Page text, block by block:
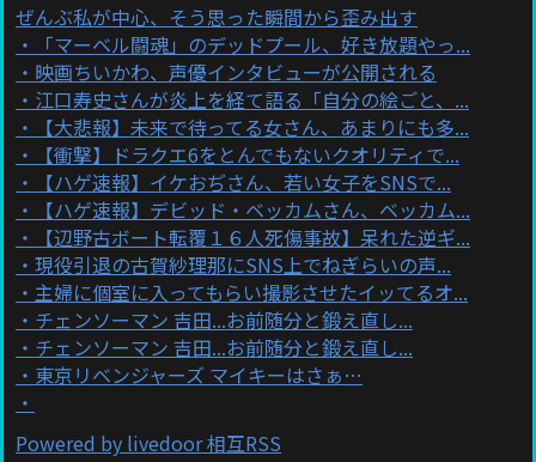
ぜんぶ私が中心、そう思った瞬間から歪み出す
「マーベル闘魂」のデッドプール、好き放題やっ...
映画ちいかわ、声優インタビューが公開される
江口寿史さんが炎上を経て語る「自分の絵ごと、...
【大悲報】未来で待ってる女さん、あまりにも多...
【衝撃】ドラクエ6をとんでもないクオリティで...
【ハゲ速報】イケおぢさん、若い女子をSNSで...
【ハゲ速報】デビッド・ベッカムさん、ベッカム...
【辺野古ボート転覆１６人死傷事故】呆れた逆ギ...
現役引退の古賀紗理那にSNS上でねぎらいの声...
主婦に個室に入ってもらい撮影させたイッてるオ...
チェンソーマン 吉田...お前随分と鍛え直し...
チェンソーマン 吉田...お前随分と鍛え直し...
東京リベンジャーズ マイキーはさぁ…
Powered by livedoor 相互RSS